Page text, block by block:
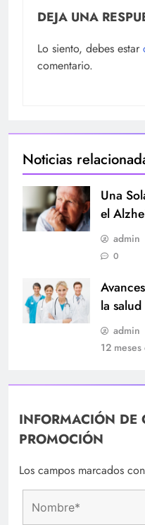
DEJA UNA
Lo siento, debes estar
comentario.
Noticias
Una
el
admin
0
la salud
admin
12
INFORMACIÓN DE
PROMOCIÓN
Los campos marcados con